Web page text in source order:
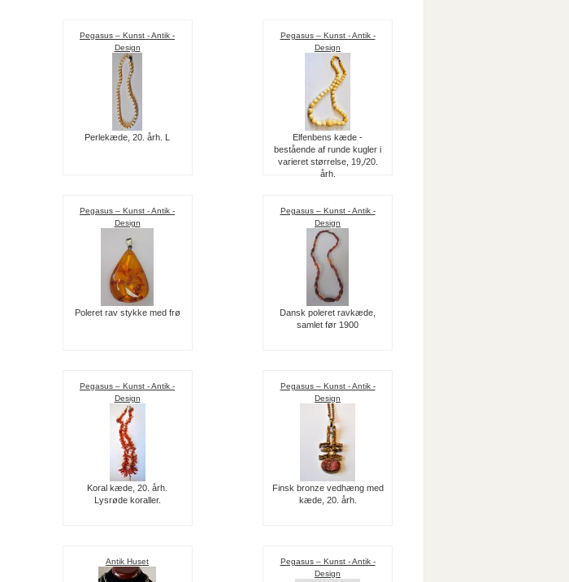
Pegasus – Kunst - Antik -
Design
Perlekæde, 20. årh. L
Pegasus – Kunst - Antik -
Design
Elfenbens kæde -
bestående af runde kugler i
varieret størrelse, 19,/20.
årh.
Pegasus – Kunst - Antik -
Design
Poleret rav stykke med frø
Pegasus – Kunst - Antik -
Design
Dansk poleret ravkæde,
samlet før 1900
Pegasus – Kunst - Antik -
Design
Koral kæde, 20. årh.
Lysrøde koraller.
Pegasus – Kunst - Antik -
Design
Finsk bronze vedhæng med
kæde, 20. årh.
Antik Huset
Pegasus – Kunst - Antik -
Design